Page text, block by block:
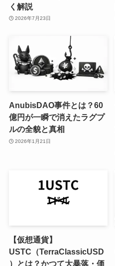
く解説
2026年7月23日
AnubisDAO事件とは？60
億円が一瞬で消えたラグプ
ルの全貌と真相
2026年1月21日
【仮想通貨】
USTC（TerraClassicUSD
）とは？かつて大暴落・価